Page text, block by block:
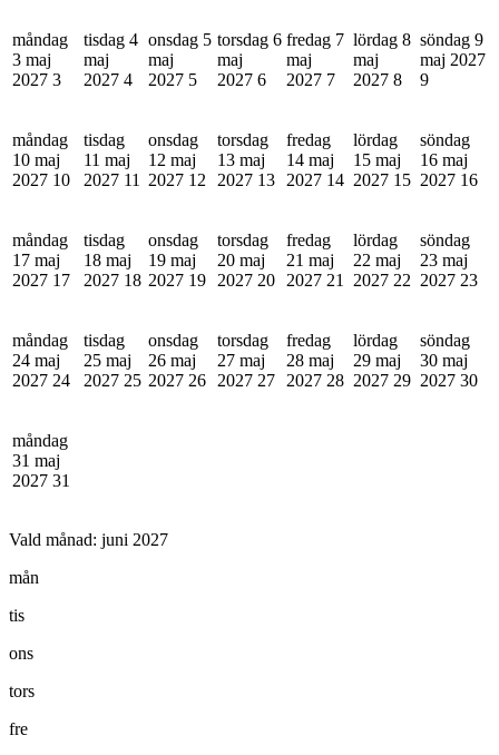
måndag
3 maj
2027 3
tisdag 4
maj
2027 4
onsdag 5
maj
2027 5
torsdag 6
maj
2027 6
fredag 7
maj
2027 7
lördag 8
maj
2027 8
söndag 9
maj 2027
9
måndag
10 maj
2027 10
tisdag
11 maj
2027 11
onsdag
12 maj
2027 12
torsdag
13 maj
2027 13
fredag
14 maj
2027 14
lördag
15 maj
2027 15
söndag
16 maj
2027 16
måndag
17 maj
2027 17
tisdag
18 maj
2027 18
onsdag
19 maj
2027 19
torsdag
20 maj
2027 20
fredag
21 maj
2027 21
lördag
22 maj
2027 22
söndag
23 maj
2027 23
måndag
24 maj
2027 24
tisdag
25 maj
2027 25
onsdag
26 maj
2027 26
torsdag
27 maj
2027 27
fredag
28 maj
2027 28
lördag
29 maj
2027 29
söndag
30 maj
2027 30
måndag
31 maj
2027 31
Vald månad: juni 2027
mån
tis
ons
tors
fre